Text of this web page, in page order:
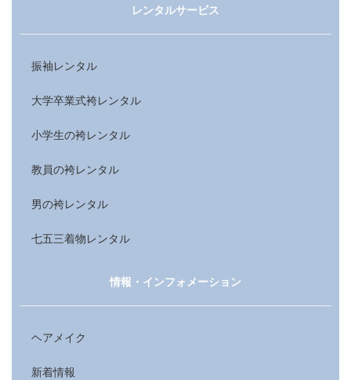
レンタルサービス
振袖レンタル
大学卒業式袴レンタル
小学生の袴レンタル
教員の袴レンタル
男の袴レンタル
七五三着物レンタル
情報・インフォメーション
ヘアメイク
新着情報